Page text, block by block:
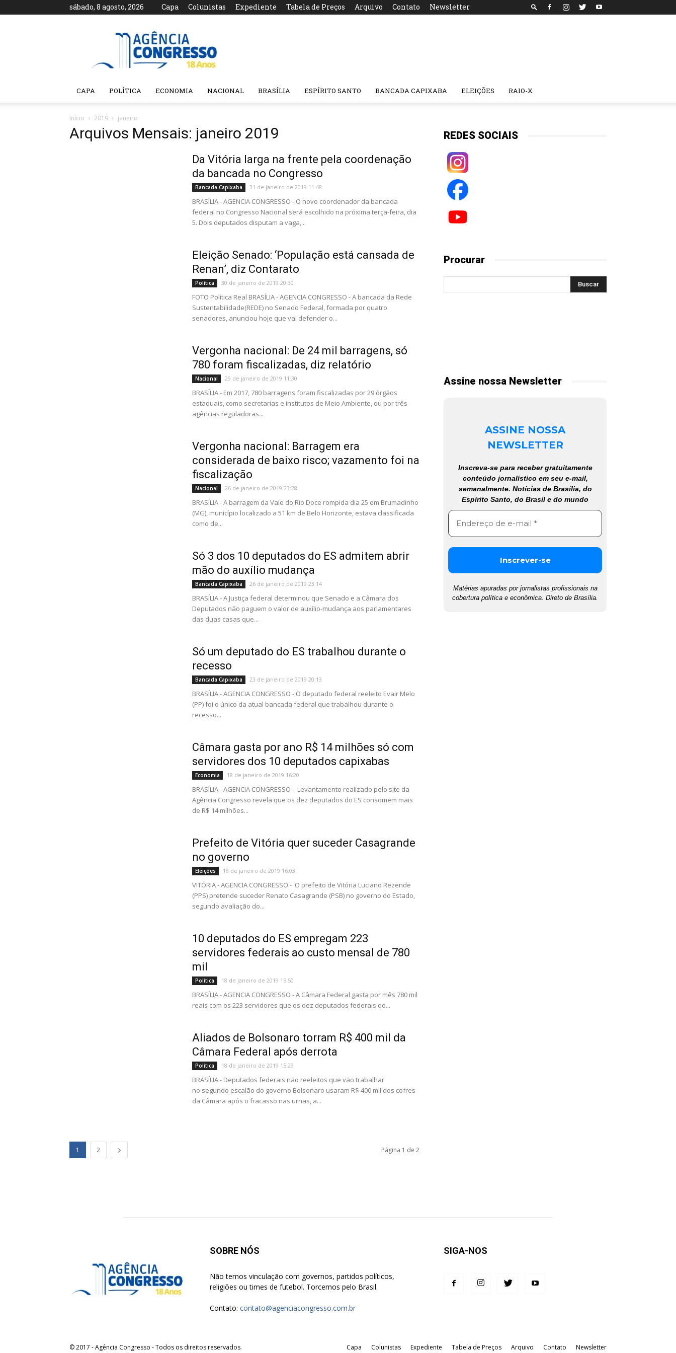
sábado, 8 agosto, 2026 Capa Colunistas Expediente Tabela de Preços Arquivo Contato Newsletter
Agência
CAPA POLÍTICA ECONOMIA NACIONAL BRASÍLIA ESPÍRITO SANTO BANCADA CAPIXABA ELEIÇÕES RAIO-X
Início 2019 janeiro
Arquivos Mensais: janeiro 2019
Da Vitória larga na frente pela coordenação
da bancada no Congresso
Bancada Capixaba 31 de janeiro de 2019 11:48
BRASÍLIA - AGENCIA CONGRESSO - O novo coordenador da bancada
federal no Congresso Nacional será escolhido na próxima terça-feira, dia
5. Dois deputados disputam a vaga,...
Eleição Senado: ‘População está cansada de
Renan’, diz Contarato
Política 30 de janeiro de 2019 20:30
FOTO Política Real BRASÍLIA - AGENCIA CONGRESSO - A bancada da Rede
Sustentabilidade(REDE) no Senado Federal, formada por quatro
senadores, anunciou hoje que vai defender o...
Vergonha nacional: De 24 mil barragens, só
780 foram fiscalizadas, diz relatório
Nacional 29 de janeiro de 2019 11:30
BRASÍLIA - Em 2017, 780 barragens foram fiscalizadas por 29 órgãos
estaduais, como secretarias e institutos de Meio Ambiente, ou por três
agências reguladoras...
Vergonha nacional: Barragem era
considerada de baixo risco; vazamento foi na
fiscalização
Nacional 26 de janeiro de 2019 23:28
BRASÍLIA - A barragem da Vale do Rio Doce rompida dia 25 em Brumadinho
(MG), município localizado a 51 km de Belo Horizonte, estava classificada
como de...
Só 3 dos 10 deputados do ES admitem abrir
mão do auxílio mudança
Bancada Capixaba 26 de janeiro de 2019 23:14
BRASÍLIA - A Justiça federal determinou que Senado e a Câmara dos
Deputados não paguem o valor de auxílio-mudança aos parlamentares
das duas casas que...
Só um deputado do ES trabalhou durante o
recesso
Bancada Capixaba 23 de janeiro de 2019 20:13
BRASÍLIA - AGENCIA CONGRESSO - O deputado federal reeleito Evair Melo
(PP) foi o único da atual bancada federal que trabalhou durante o
recesso...
Câmara gasta por ano R$ 14 milhões só com
servidores dos 10 deputados capixabas
Economia 18 de janeiro de 2019 16:20
BRASÍLIA - AGENCIA CONGRESSO - Levantamento realizado pelo site da
Agência Congresso revela que os dez deputados do ES consomem mais
de R$ 14 milhões...
Prefeito de Vitória quer suceder Casagrande
no governo
Eleições 18 de janeiro de 2019 16:03
VITÓRIA - AGENCIA CONGRESSO - O prefeito de Vitória Luciano Rezende
(PPS) pretende suceder Renato Casagrande (PSB) no governo do Estado,
segundo avaliação do...
10 deputados do ES empregam 223
servidores federais ao custo mensal de 780
mil
Política 18 de janeiro de 2019 15:50
BRASÍLIA - AGENCIA CONGRESSO - A Câmara Federal gasta por mês 780 mil
reais com os 223 servidores que os dez deputados federais do...
Aliados de Bolsonaro torram R$ 400 mil da
Câmara Federal após derrota
Política 18 de janeiro de 2019 15:29
BRASÍLIA - Deputados federais não reeleitos que vão trabalhar
no segundo escalão do governo Bolsonaro usaram R$ 400 mil dos cofres
da Câmara após o fracasso nas urnas, a...
1 2 Página 1 de 2
REDES SOCIAIS
Procurar
Assine nossa Newsletter
ASSINE NOSSA
NEWSLETTER
Inscreva-se para receber gratuitamente
conteúdo jornalístico em seu e-mail,
semanalmente. Notícias de Brasília, do
Espírito Santo, do Brasil e do mundo
Matérias apuradas por jornalistas profissionais na
cobertura política e econômica. Direto de Brasília.
SOBRE NÓS
Não temos vinculação com governos, partidos políticos,
religiões ou times de futebol. Torcemos pelo Brasil.
Contato: contato@agenciacongresso.com.br
SIGA-NOS
Capa Colunistas Expediente Tabela de Preços Arquivo Contato Newsletter
© 2017 - Agência Congresso - Todos os direitos reservados.